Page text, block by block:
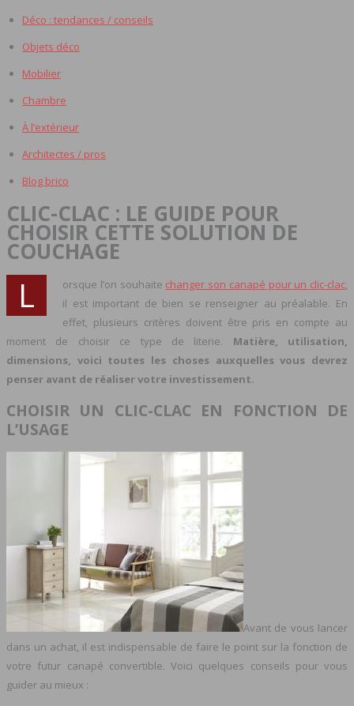
Déco : tendances / conseils
Objets déco
Mobilier
Chambre
À l’extérieur
Architectes / pros
Blog brico
CLIC-CLAC : LE GUIDE POUR
CHOISIR CETTE SOLUTION DE
COUCHAGE
L orsque l’on souhaite changer son canapé pour un clic-clac,
il est important de bien se renseigner au préalable. En
effet, plusieurs critères doivent être pris en compte au
moment de choisir ce type de literie. Matière, utilisation,
dimensions, voici toutes les choses auxquelles vous devrez
penser avant de réaliser votre investissement.
CHOISIR UN CLIC-CLAC EN FONCTION DE
L’USAGE
Avant de vous lancer
dans un achat, il est indispensable de faire le point sur la fonction de
votre futur canapé convertible. Voici quelques conseils pour vous
guider au mieux :